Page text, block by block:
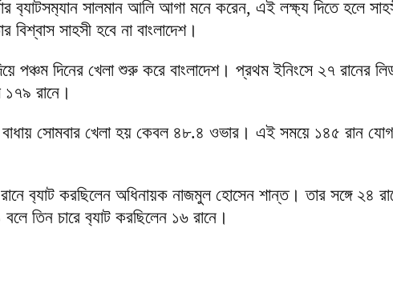
ব‍্যাটসম‍্যান সালমান আলি আগা মনে করেন, এই লক্ষ‍্য দিতে হলে
বিশ্বাস সাহসী হবে না বাংলাদেশ।
পঞ্চম দিনের খেলা শুরু করে বাংলাদেশ। প্রথম ইনিংসে ২৭ রানের
১৭৯ রানে।
বাধায় সোমবার খেলা হয় কেবল ৪৮.৪ ওভার। এই সময়ে ১৪৫ রান
ব‍্যাট করছিলেন অধিনায়ক নাজমুল হোসেন শান্ত। তার সঙ্গে ২৪
তিন চারে ব‍্যাট করছিলেন ১৬ রানে।